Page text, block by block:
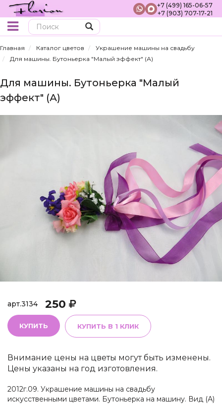
+7 (499) 165-06-57
+7 (903) 707-17-21
Главная Каталог цветов
Украшение машины на свадьбу
Для машины. Бутоньерка "Малый эффект" (А)
Для машины. Бутоньерка "Малый
эффект" (А)
арт.3134 250
КУПИТЬ КУПИТЬ В 1 КЛИК
Внимание цены на цветы могут быть изменены.
Цены указаны на год изготовления.
2012г.09. Украшение машины на свадьбу
искусственными цветами. Бутоньерка на машину. Вид (А)